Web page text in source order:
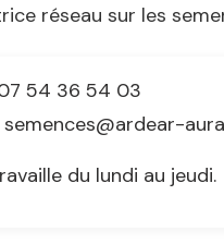
réseau sur les
07 54 36 54 03
semences@ardear-
du lundi au jeudi.